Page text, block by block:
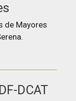
de Mayores
DCAT